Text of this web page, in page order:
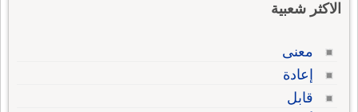
الاكثر شعبية
معنى
إعادة
قابل